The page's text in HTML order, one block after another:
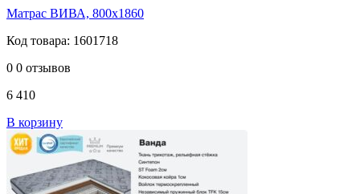
Матрас ВИВА, 800х1860
Код товара: 1601718
0 0 отзывов
6 410
В корзину